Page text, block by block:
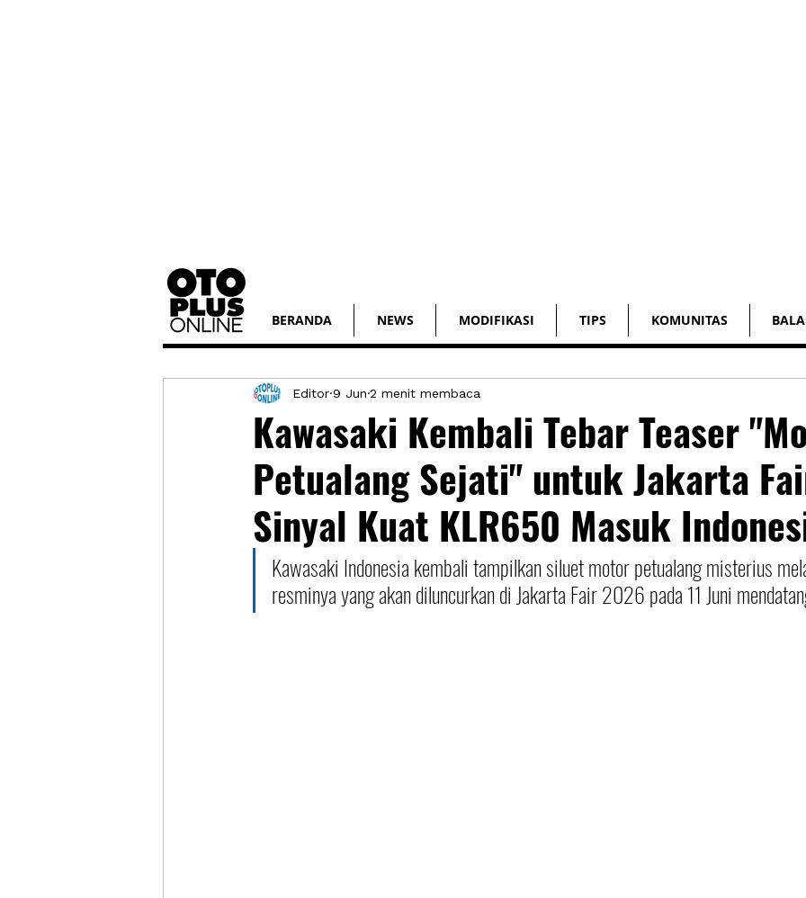
BERANDA NEWS MODIFIKASI TIPS KOMUNITAS
Kawasaki Kembali Tebar Teaser
Petualang Sejati" untuk Jakarta
Sinyal Kuat KLR650 Masuk
Editor 9 Jun 2 menit membaca
Kawasaki Indonesia kembali tampilkan siluet motor petualang misterius
resminya yang akan diluncurkan di Jakarta Fair 2026 pada 11 Juni